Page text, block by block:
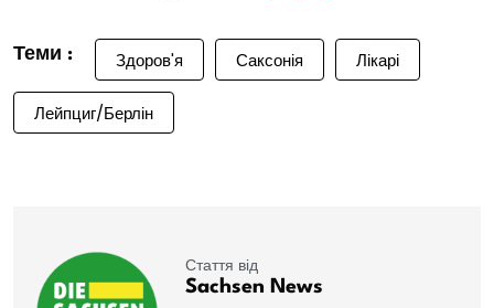
Теми : Здоров'я Саксонія Лікарі
Лейпциг/Берлін
Стаття від
Sachsen News